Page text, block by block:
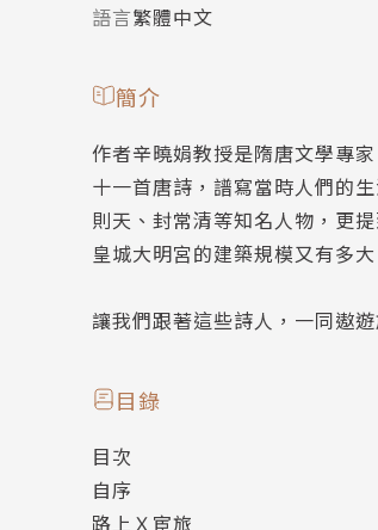
語言繁體中文
簡介
作者辛曉娟教授是隋唐文學專
十一首唐詩，譜寫當時人們的
則天、封常清等知名人物，更
皇城大明宮的建築規模又有多
讓我們跟著這些詩人，一同遨
目錄
目次
自序
路上Ｘ宦旅